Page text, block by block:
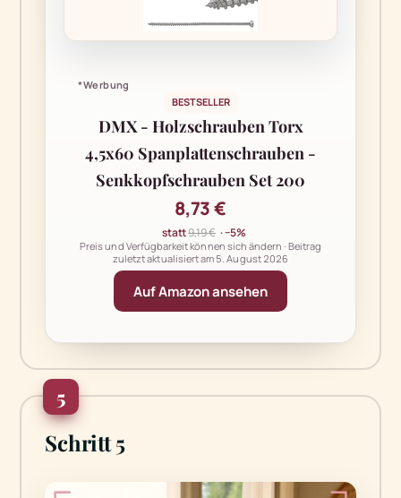
*Werbung
BESTSELLER
DMX - Holzschrauben Torx
4,5x60 Spanplattenschrauben -
Senkkopfschrauben Set 200
8,73 €
statt9,19 € · −5%
Preis und Verfügbarkeit können sich ändern · Beitrag
zuletzt aktualisiert am 5. August 2026
Auf Amazon ansehen
5
Schritt 5